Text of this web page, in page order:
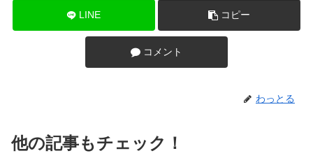
LINE コピー
コメント
わっとる
他の記事もチェック！